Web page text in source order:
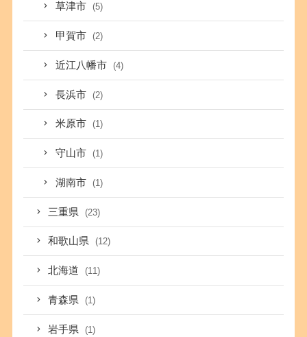
草津市 (5)
甲賀市 (2)
近江八幡市 (4)
長浜市 (2)
米原市 (1)
守山市 (1)
湖南市 (1)
三重県 (23)
和歌山県 (12)
北海道 (11)
青森県 (1)
岩手県 (1)